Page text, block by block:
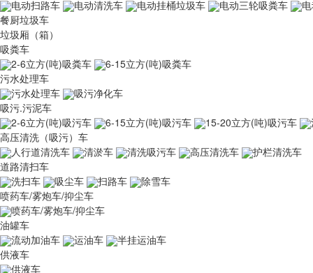
电动扫路车
电动清洗车 电动挂桶垃圾车 电动三轮吸粪车
餐厨垃圾车
垃圾厢（箱）
吸粪车
2-6立方(吨)吸粪车
6-15立方(吨)吸粪车
污水处理车
污水处理车
吸污净化车
吸污.污泥车
2-6立方(吨)吸污车
6-15立方(吨)吸污车 15-20立方(吨)吸污车
高压清洗（吸污）车
人行道清洗车
清淤车 清洗吸污车 高压清洗车
护栏清洗车
道路清扫车
洗扫车
吸尘车 扫路车
除雪车
喷药车/雾炮车/抑尘车
喷药车/雾炮车/抑尘车
油罐车
流动加油车
运油车
半挂运油车
供液车
供液车